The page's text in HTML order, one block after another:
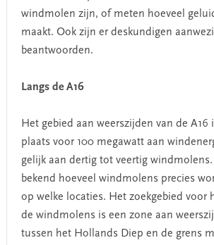
windmolen zijn, of meten hoeveel
maakt. Ook zijn er deskundigen
beantwoorden.
Langs de A16
Het gebied aan weerszijden van de A16
plaats voor 100 megawatt aan
gelijk aan dertig tot veertig
bekend hoeveel windmolens precies
op welke locaties. Het zoekgebied voor
de windmolens is een zone aan
tussen het Hollands Diep en de grens